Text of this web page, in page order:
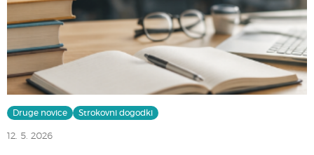
Druge novice Strokovni dogodki
12. 5. 2026